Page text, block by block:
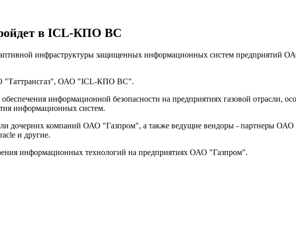
в ICL-КПО ВС
инфраструктуры защищенных информационных систем предприятий
"Таттрансгаз", ОАО "ICL-КПО ВС".
информационной безопасности на предприятиях газовой отрасли,
информационных систем.
дочерних компаний ОАО "Газпром", а также ведущие вендоры - партнеры
и другие.
информационных технологий на предприятиях ОАО "Газпром".